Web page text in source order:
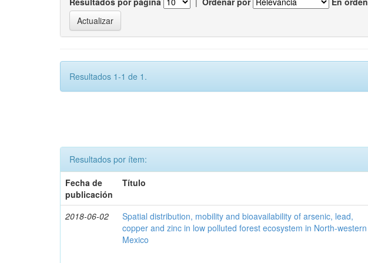
Resultados 1-1 de 1.
Resultados por ítem:
Fecha de
publicación
Título
2018-06-02
Spatial distribution, mobility and bioavailability of arsenic, lead,
copper and zinc in low polluted forest ecosystem in North-western
Mexico